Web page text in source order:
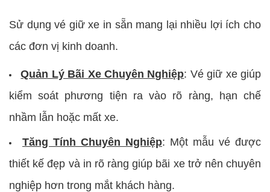
Sử dụng vé giữ xe in sẵn mang lại nhiều lợi ích cho
các đơn vị kinh doanh.
Quản Lý Bãi Xe Chuyên Nghiệp: Vé giữ xe giúp
kiểm soát phương tiện ra vào rõ ràng, hạn chế
nhầm lẫn hoặc mất xe.
Tăng Tính Chuyên Nghiệp: Một mẫu vé được
thiết kế đẹp và in rõ ràng giúp bãi xe trở nên chuyên
nghiệp hơn trong mắt khách hàng.